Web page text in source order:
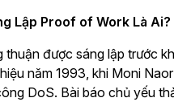
Lập Proof of Work Là Ai?
thuận được sáng lập trước
năm 1993, khi Moni
DoS. Bài báo chủ yếu